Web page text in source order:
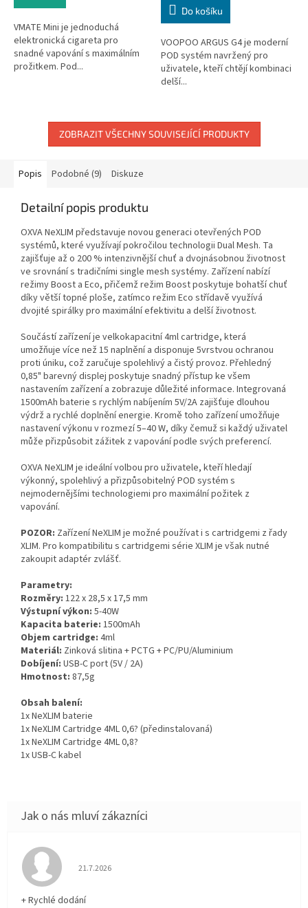
VMATE Mini je jednoduchá
elektronická cigareta pro
snadné vapování s maximálním
prožitkem. Pod...
Do košíku
VOOPOO ARGUS G4 je moderní
POD systém navržený pro
uživatele, kteří chtějí kombinaci
delší...
ZOBRAZIT VŠECHNY SOUVISEJÍCÍ PRODUKTY
Popis Podobné (9) Diskuze
Detailní popis produktu
OXVA NeXLIM představuje novou generaci otevřených POD
systémů, které využívají pokročilou technologii Dual Mesh. Ta
zajišťuje až o 200 % intenzivnější chuť a dvojnásobnou životnost
ve srovnání s tradičními single mesh systémy. Zařízení nabízí
režimy Boost a Eco, přičemž režim Boost poskytuje bohatší chuť
díky větší topné ploše, zatímco režim Eco střídavě využívá
dvojité spirálky pro maximální efektivitu a delší životnost.
Součástí zařízení je velkokapacitní 4ml cartridge, která
umožňuje více než 15 naplnění a disponuje 5vrstvou ochranou
proti úniku, což zaručuje spolehlivý a čistý provoz. Přehledný
0,85" barevný displej poskytuje snadný přístup ke všem
nastavením zařízení a zobrazuje důležité informace. Integrovaná
1500mAh baterie s rychlým nabíjením 5V/2A zajišťuje dlouhou
výdrž a rychlé doplnění energie. Kromě toho zařízení umožňuje
nastavení výkonu v rozmezí 5–40 W, díky čemuž si každý uživatel
může přizpůsobit zážitek z vapování podle svých preferencí.
OXVA NeXLIM je ideální volbou pro uživatele, kteří hledají
výkonný, spolehlivý a přizpůsobitelný POD systém s
nejmodernějšími technologiemi pro maximální požitek z
vapování.
POZOR: Zařízení NeXLIM je možné používat i s cartridgemi z řady
XLIM. Pro kompatibilitu s cartridgemi série XLIM je však nutné
zakoupit adaptér zvlášť.
Parametry:
Rozměry: 122 x 28,5 x 17,5 mm
Výstupní výkon: 5-40W
Kapacita baterie: 1500mAh
Objem cartridge: 4ml
Materiál: Zinková slitina + PCTG + PC/PU/Aluminium
Dobíjení: USB-C port (5V / 2A)
Hmotnost: 87,5g
Obsah balení:
1x NeXLIM baterie
1x NeXLIM Cartridge 4ML 0,6? (předinstalovaná)
1x NeXLIM Cartridge 4ML 0,8?
1x USB-C kabel
Hodnocení obchodu je 5 z 5 hvězdiček.
21.7.2026
+ Rychlé dodání